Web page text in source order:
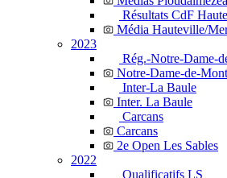
Résultats CdF
Média Hauteville/
2023
Rég.-Notre-Dame-
Notre-Dame-de-
Inter-La Baule
Inter. La Baule
Carcans
Carcans
2e Open Les Sables
2022
Qualificatifs LS